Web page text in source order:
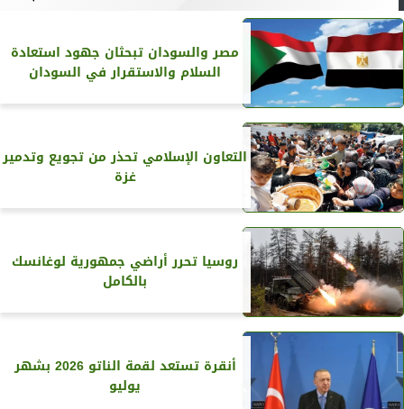
مصر والسودان تبحثان جهود استعادة
السلام والاستقرار في السودان
التعاون الإسلامي تحذر من تجويع وتدمير
غزة
روسيا تحرر أراضي جمهورية لوغانسك
بالكامل
أنقرة تستعد لقمة الناتو 2026 بشهر
يوليو